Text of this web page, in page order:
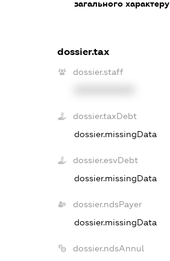
загального характеру
dossier.tax
dossier.staff
dossier.taxDebt
dossier.missingData
dossier.esvDebt
dossier.missingData
dossier.ndsPayer
dossier.missingData
dossier.ndsAnnul